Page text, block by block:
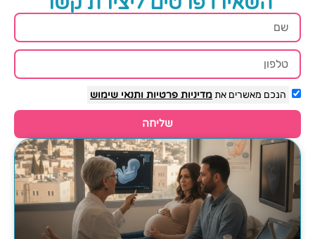
הנכם מאשרים אתמדיניות פרטיות ותנאי שימוש
שליחה